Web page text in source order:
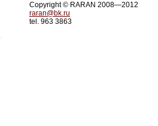
Copyright © RARAN 2008—2012
raran@bk.ru
tel. 963 3863